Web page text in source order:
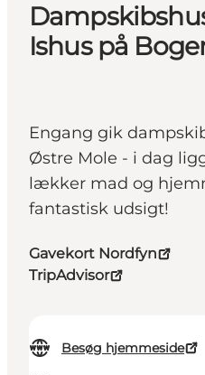
Ishus på
Engang gik
Østre Mole - i dag
lækker mad og
fantastisk udsigt!
Gavekort Nordfyn
TripAdvisor
Besøg hjemmeside